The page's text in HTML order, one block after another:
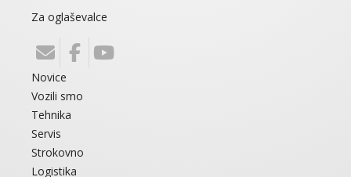
Za oglaševalce
Novice
Vozili smo
Tehnika
Servis
Strokovno
Logistika